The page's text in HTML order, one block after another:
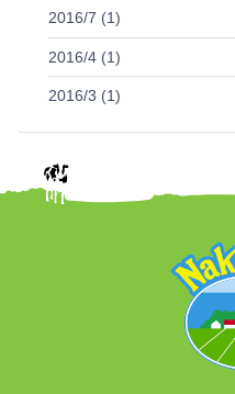
2016/7 (1)
2016/4 (1)
2016/3 (1)